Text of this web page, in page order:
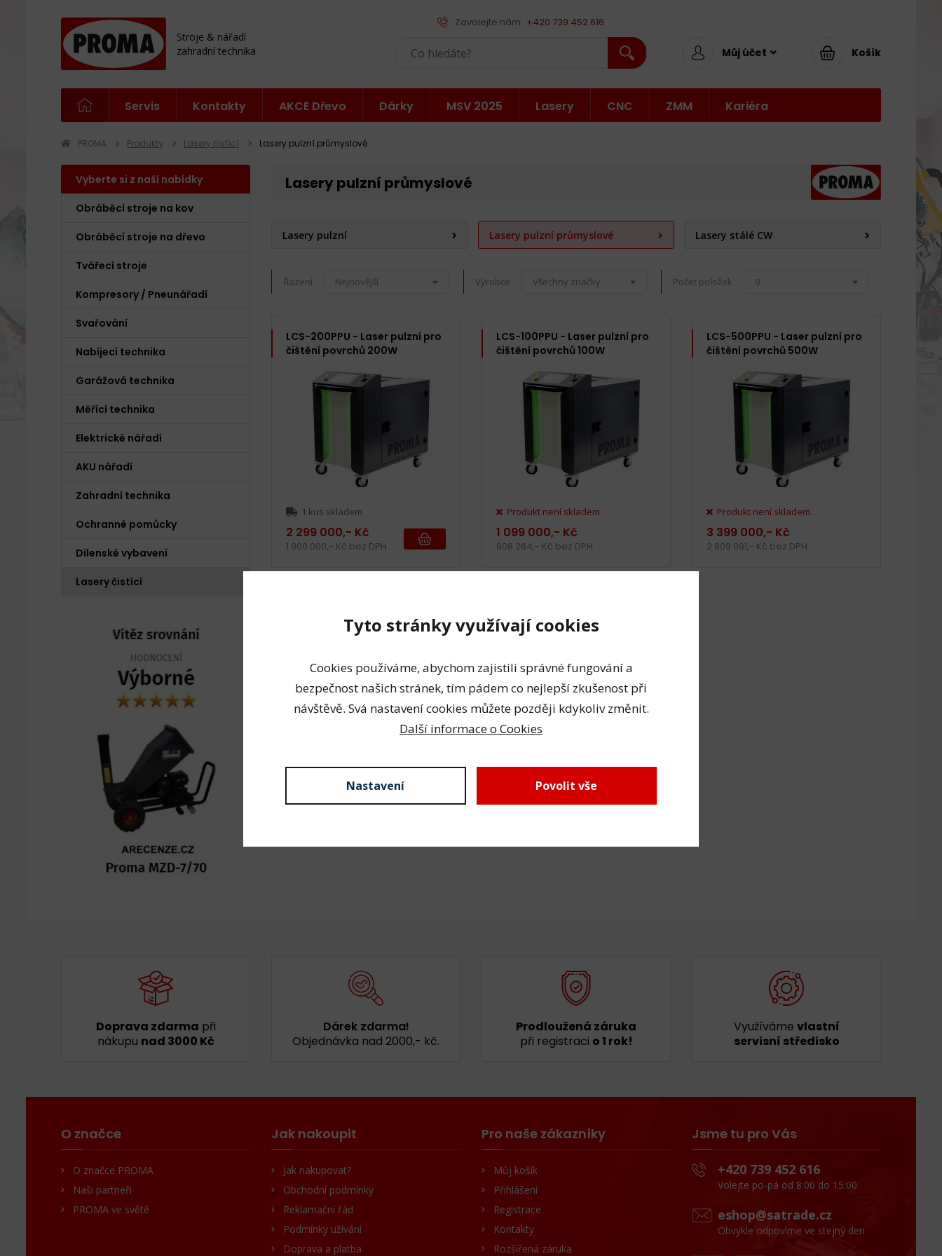
Stroje & nářadí
zahradní technika
Zavolejte nám: +420 739 452 616
Můj účet Košík
Servis Kontakty AKCE Dřevo Dárky MSV 2025 Lasery CNC ZMM Kariéra
PROMA Produkty Lasery čistící Lasery pulzní průmyslové
Vyberte si z naší nabídky
Obráběcí stroje na kov
Obráběcí stroje na dřevo
Tvářecí stroje
Kompresory / Pneunářadí
Svařování
Nabíjecí technika
Garážová technika
Měřící technika
Elektrické nářadí
AKU nářadí
Zahradní technika
Ochranné pomůcky
Dílenské vybavení
Lasery čistící
Lasery pulzní průmyslové
Lasery pulzní Lasery pulzní průmyslové Lasery stálé CW
Řazení Nejnovější Výrobce Všechny značky Počet položek 9
LCS-200PPU - Laser pulzní pro
čištění povrchů 200W
1 kus skladem
2 299 000,- Kč
1 900 000,- Kč bez DPH
LCS-100PPU - Laser pulzní pro
čištění povrchů 100W
Produkt není skladem.
1 099 000,- Kč
908 264,- Kč bez DPH
LCS-500PPU - Laser pulzní pro
čištění povrchů 500W
Produkt není skladem.
3 399 000,- Kč
2 809 091,- Kč bez DPH
Doprava zdarma při
nákupu nad 3000 Kč
Dárek zdarma!
Objednávka nad 2000,- kč.
Prodloužená záruka
při registraci o 1 rok!
Využíváme vlastní
servisní středisko
O značce
O značce PROMA
Naši partneři
PROMA ve světě
Jak nakoupit
Jak nakupovat?
Obchodní podmínky
Reklamační řád
Podmínky užívání
Doprava a platba
Pro naše zákazníky
Můj košík
Přihlášení
Registrace
Kontakty
Rozšířená záruka
Jsme tu pro Vás
+420 739 452 616
Volejte po-pá od 8:00 do 15:00
eshop@satrade.cz
Obvykle odpovíme ve stejný den
Tyto stránky využívají cookies
Cookies používáme, abychom zajistili správné fungování a
bezpečnost našich stránek, tím pádem co nejlepší zkušenost při
návštěvě. Svá nastavení cookies můžete později kdykoliv změnit.
Další informace o Cookies
Nastavení Povolit vše